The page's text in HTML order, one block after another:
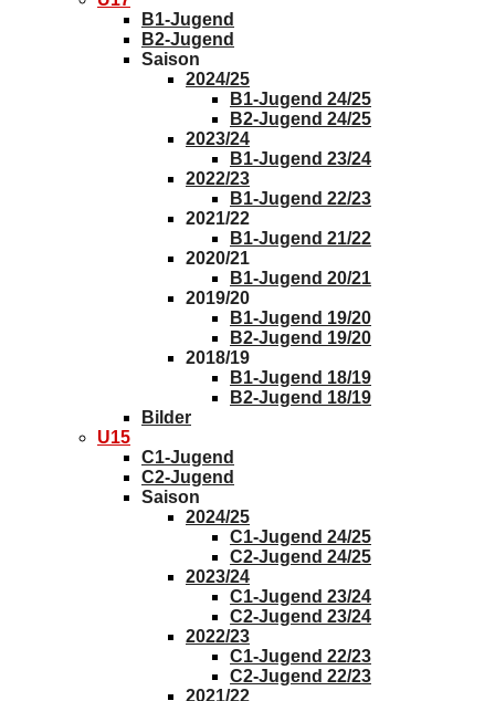
B1-Jugend
B2-Jugend
Saison
2024/25
B1-Jugend 24/25
B2-Jugend 24/25
2023/24
B1-Jugend 23/24
2022/23
B1-Jugend 22/23
2021/22
B1-Jugend 21/22
2020/21
B1-Jugend 20/21
2019/20
B1-Jugend 19/20
B2-Jugend 19/20
2018/19
B1-Jugend 18/19
B2-Jugend 18/19
Bilder
U15
C1-Jugend
C2-Jugend
Saison
2024/25
C1-Jugend 24/25
C2-Jugend 24/25
2023/24
C1-Jugend 23/24
C2-Jugend 23/24
2022/23
C1-Jugend 22/23
C2-Jugend 22/23
2021/22